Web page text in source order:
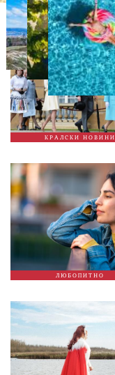
КРАЛСКИ НОВИНИ
ЛЮБОПИТНО